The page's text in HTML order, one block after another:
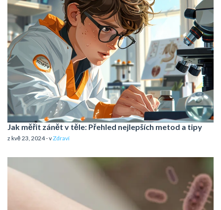
Jak měřit zánět v těle: Přehled nejlepších metod a tipy
z kvě 23, 2024 - vZdraví